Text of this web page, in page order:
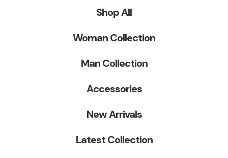
Shop All
Woman Collection
Man Collection
Accessories
New Arrivals
Latest Collection